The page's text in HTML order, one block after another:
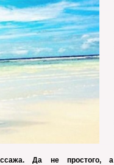
Да не простого, а